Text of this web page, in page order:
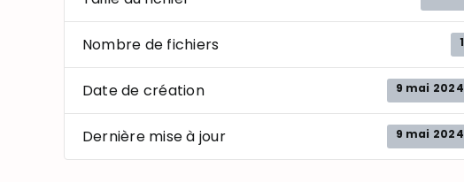
Nombre de fichiers 1
Date de création 9 mai 2024
Dernière mise à jour 9 mai 2024